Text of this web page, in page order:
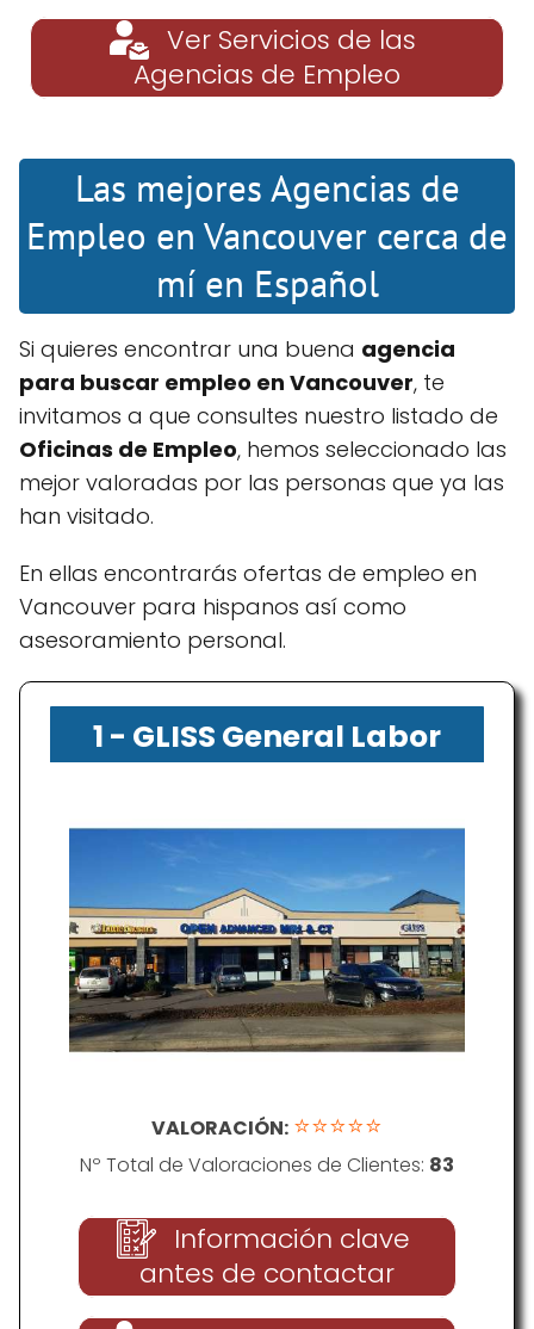
Ver Servicios de las
Agencias de Empleo
Las mejores Agencias de
Empleo en Vancouver cerca de
mí en Español
Si quieres encontrar una buena agencia
para buscar empleo en Vancouver, te
invitamos a que consultes nuestro listado de
Oficinas de Empleo, hemos seleccionado las
mejor valoradas por las personas que ya las
han visitado.
En ellas encontrarás ofertas de empleo en
Vancouver para hispanos así como
asesoramiento personal.
1 - GLISS General Labor
Solutions
VALORACIÓN: ⭐⭐⭐⭐⭐
Nº Total de Valoraciones de Clientes: 83
Información clave
antes de contactar